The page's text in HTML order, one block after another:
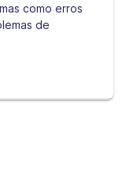
como erros
de